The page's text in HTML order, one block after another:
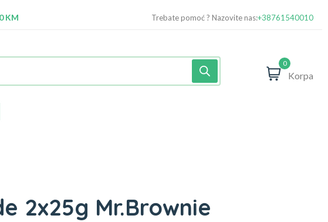
KM
Trebate pomoć ? Nazovite nas:+38761540010
0
Korpa
2x25g Mr.Brownie